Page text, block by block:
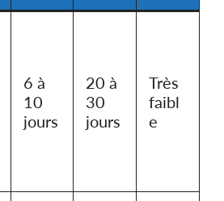
6 à
10
jours
20 à
30
jours
Très
faibl
e